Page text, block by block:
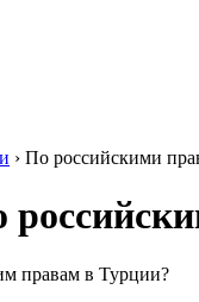
› По российскими
правам в Турции?